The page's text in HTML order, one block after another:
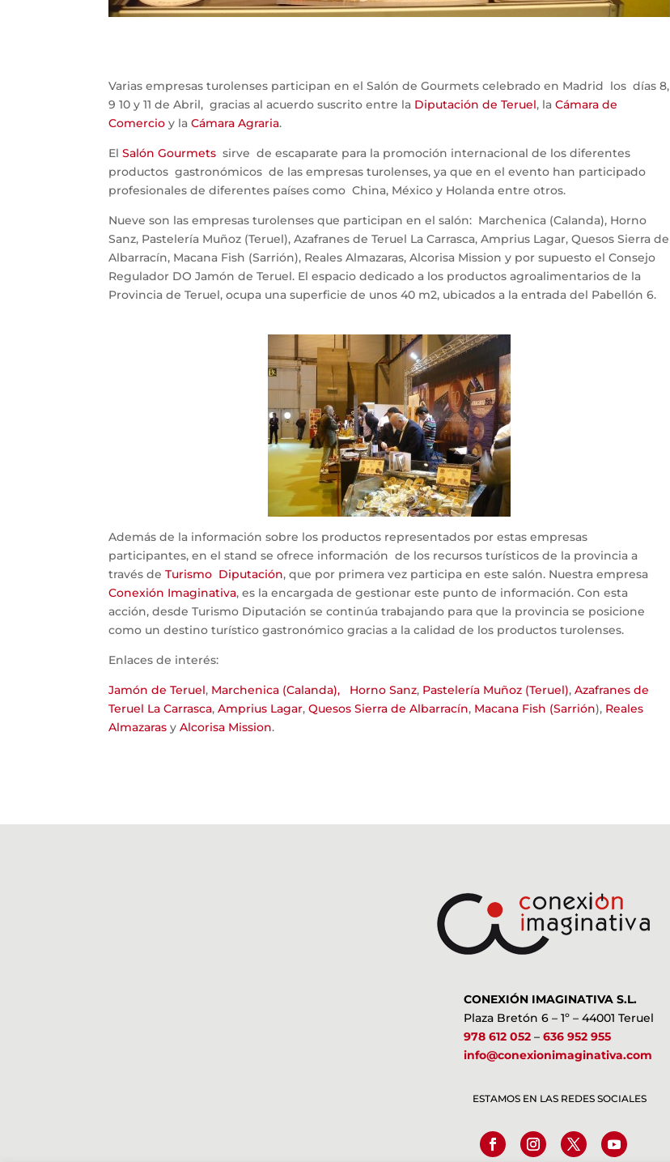
Varias empresas turolenses participan en el Salón de Gourmets celebrado en Madrid los días 8,
9 10 y 11 de Abril, gracias al acuerdo suscrito entre la Diputación de Teruel, laCámara de
Comercioy laCámara Agraria.
ElSalón Gourmets sirve de escaparate para la promoción internacional de los diferentes
productos gastronómicos de las empresas turolenses, ya que en el evento han participado
profesionales de diferentes países como China, México y Holanda entre otros.
Nueve son las empresas turolenses que participan en el salón: Marchenica (Calanda), Horno
Sanz, Pastelería Muñoz (Teruel), Azafranes de Teruel La Carrasca, Amprius Lagar, Quesos Sierra de
Albarracín, Macana Fish (Sarrión), Reales Almazaras, Alcorisa Mission y por supuesto el Consejo
Regulador DO Jamón de Teruel. El espacio dedicado a los productos agroalimentarios de la
Provincia de Teruel, ocupa una superficie de unos 40 m2, ubicados a la entrada del Pabellón 6.
Además de la información sobre los productos representados por estas empresas
participantes, en el stand se ofrece información de los recursos turísticos de la provincia a
través deTurismo Diputación, que por primera vez participa en este salón. Nuestra empresa
Conexión Imaginativa, es la encargada de gestionar este punto de información. Con esta
acción, desde Turismo Diputación se continúa trabajando para que la provincia se posicione
como un destino turístico gastronómico gracias a la calidad de los productos turolenses.
Enlaces de interés:
Jamón de Teruel, Marchenica (Calanda), Horno Sanz, Pastelería Muñoz (Teruel),Azafranes de
Teruel La Carrasca,Amprius Lagar,Quesos Sierra de Albarracín, Macana Fish (Sarrión), Reales
AlmazarasyAlcorisa Mission.
CONEXIÓN IMAGINATIVA S.L.
Plaza Bretón 6 – 1º – 44001 Teruel
978 612 052– 636 952 955
info@conexionimaginativa.com
ESTAMOS EN LAS REDES SOCIALES